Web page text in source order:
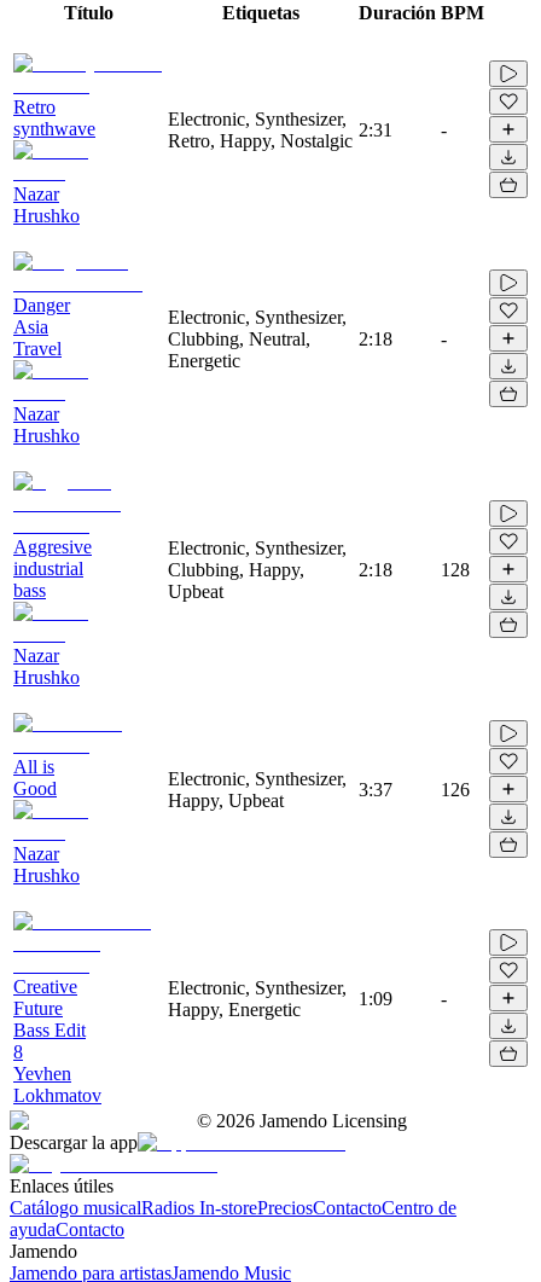
Título Etiquetas Duración BPM
Retro
synthwave
Nazar
Hrushko
Electronic, Synthesizer,
Retro, Happy, Nostalgic
2:31 -
Danger
Asia
Travel
Nazar
Hrushko
Electronic, Synthesizer,
Clubbing, Neutral,
Energetic
2:18 -
Aggresive
industrial
bass
Nazar
Hrushko
Electronic, Synthesizer,
Clubbing, Happy,
Upbeat
2:18 128
All is
Good
Nazar
Hrushko
Electronic, Synthesizer,
Happy, Upbeat
3:37 126
Creative
Future
Bass Edit
8
Yevhen
Lokhmatov
Electronic, Synthesizer,
Happy, Energetic
1:09 -
© 2026 Jamendo Licensing
Descargar la app
Enlaces útiles
Catálogo musicalRadios In-storePreciosContactoCentro de
ayudaContacto
Jamendo
Jamendo para artistasJamendo Music